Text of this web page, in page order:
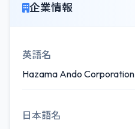
企業情報
英語名
Hazama Ando Corporation
日本語名